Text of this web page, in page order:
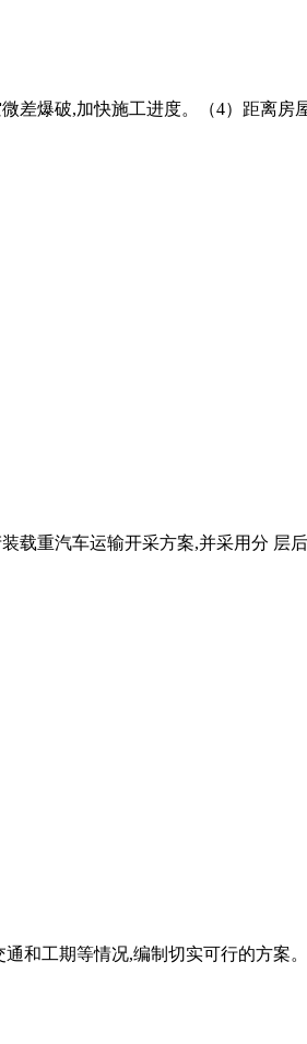
爆破,加快施工进度。（4）距离
载重汽车运输开采方案,并采用分 层
和工期等情况,编制切实可行的方案